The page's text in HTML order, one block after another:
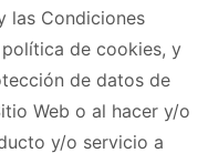
las Condiciones
de cookies, y
de datos de
Web o al hacer y/o
y/o servicio a